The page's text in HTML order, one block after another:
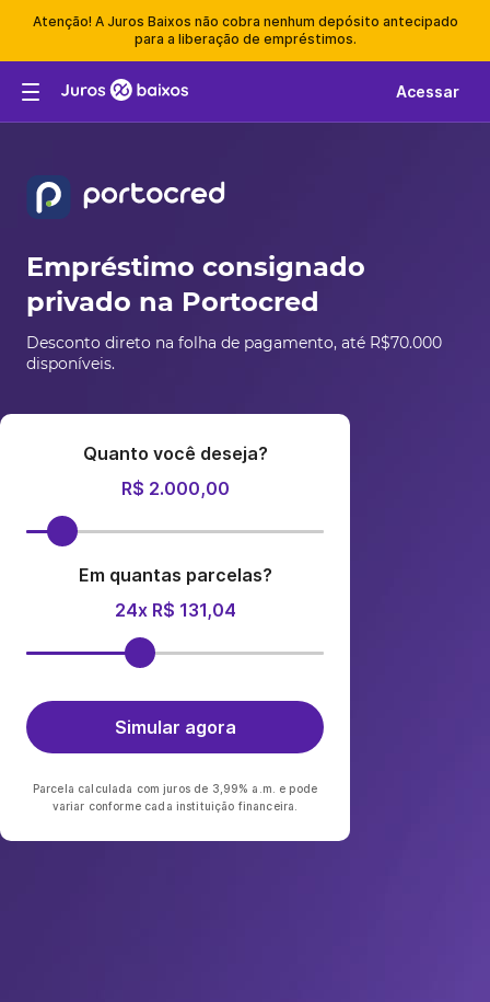
Atenção! A Juros Baixos não cobra nenhum depósito antecipado
para a liberação de empréstimos.
Acessar
Empréstimo consignado
privado na Portocred
Desconto direto na folha de pagamento, até R$70.000
disponíveis.
Quanto você deseja?
R$ 2.000,00
Em quantas parcelas?
24x R$ 131,04
Simular agora
Parcela calculada com juros de 3,99% a.m. e pode
variar conforme cada instituição financeira.